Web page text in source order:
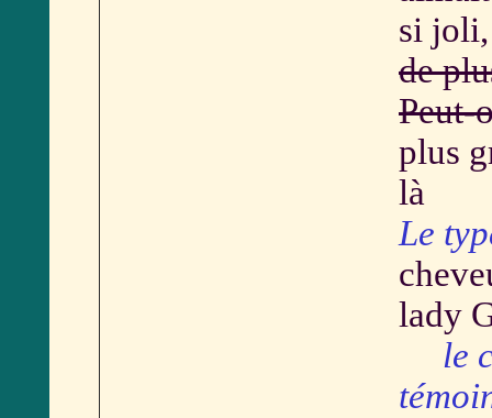
si
de
Peut-
plus
là
Le
lady
le